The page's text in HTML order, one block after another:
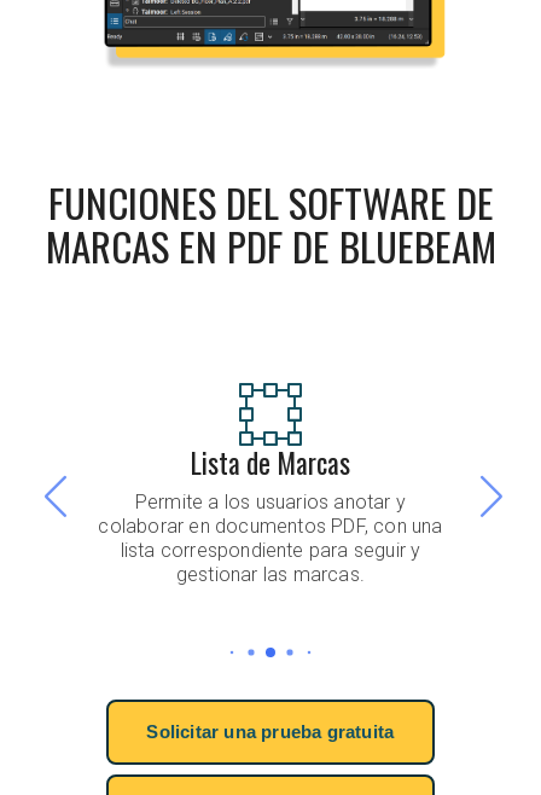
FUNCIONES DEL SOFTWARE DE
MARCAS EN PDF DE BLUEBEAM
Lista de Marcas
Permite a los usuarios anotar y
colaborar en documentos PDF, con una
lista correspondiente para seguir y
gestionar las marcas.
Solicitar una prueba gratuita